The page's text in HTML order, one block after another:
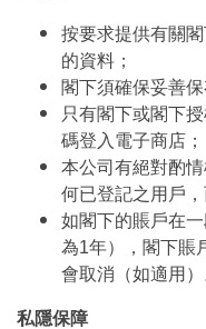
按要求提供有關
的資料；
閣下須確保妥善
只有閣下或閣下
碼登入電子商店；
本公司有絕對酌
何已登記之用戶，
如閣下的賬戶在
為1年），閣下賬
會取消（如適用）
私隱保障